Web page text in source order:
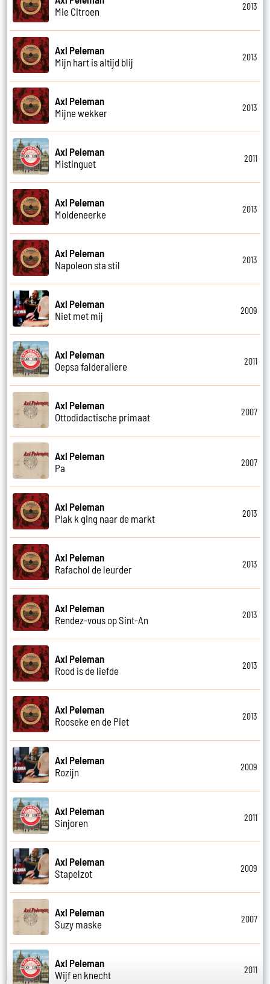
Mie Citroen
2013
Axl Peleman
Mijn hart is altijd blij
2013
Axl Peleman
Mijne wekker
2013
Axl Peleman
Mistinguet
2011
Axl Peleman
Moldeneerke
2013
Axl Peleman
Napoleon sta stil
2013
Axl Peleman
Niet met mij
2009
Axl Peleman
Oepsa falderaliere
2011
Axl Peleman
Ottodidactische primaat
2007
Axl Peleman
Pa
2007
Axl Peleman
Plak k ging naar de markt
2013
Axl Peleman
Rafachol de leurder
2013
Axl Peleman
Rendez-vous op Sint-An
2013
Axl Peleman
Rood is de liefde
2013
Axl Peleman
Rooseke en de Piet
2013
Axl Peleman
Rozijn
2009
Axl Peleman
Sinjoren
2011
Axl Peleman
Stapelzot
2009
Axl Peleman
Suzy maske
2007
Axl Peleman
Wijf en knecht
2011